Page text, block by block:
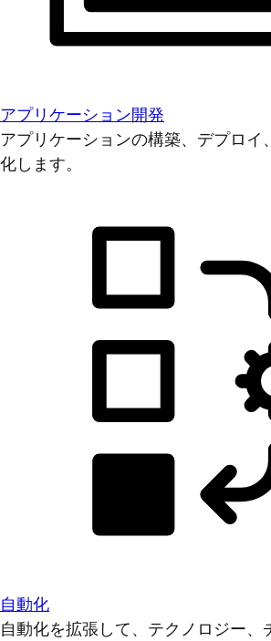
アプリケーション開発
アプリケーションの構築、デプロイ
化します。
自動化
自動化を拡張して、テクノロジー、